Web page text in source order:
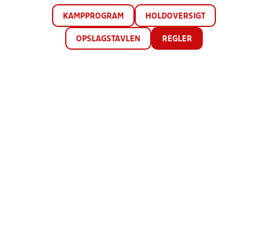
KAMPPROGRAM HOLDOVERSIGT
OPSLAGSTAVLEN REGLER